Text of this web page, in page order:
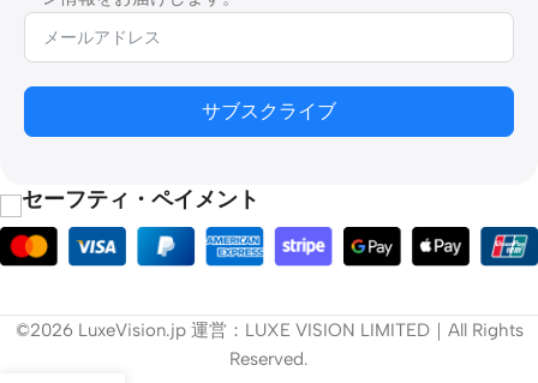
サブスクライブ
セーフティ・ペイメント
©2026 LuxeVision.jp 運営：LUXE VISION LIMITED｜All Rights
Reserved.